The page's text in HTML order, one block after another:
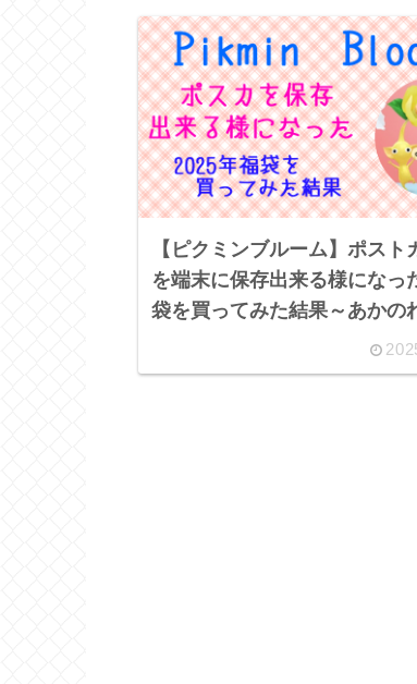
【ピクミンブルーム】ポスト
を端末に保存出来る様になっ
袋を買ってみた結果～あかの